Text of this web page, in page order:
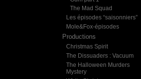
The Mad Squad
Les épisodes “saisonniers”
Mole&Fox-épisodes
Productions
Christmas Spirit
The Dissuaders : Vacuum
The Halloween Murders
Mystery